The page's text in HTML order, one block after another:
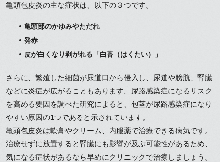
亀頭包皮炎の主な症状は、以下の３つです。
亀頭部のかゆみやただれ
発赤
皮が白くなり剥がれる「白苔（はくたい）」
さらに、繁殖した細菌が尿道口から侵入し、尿道や膀胱、腎臓
などに炎症が広がることもあります。尿路感染症になるリスク
を高める要因を調べた研究によると、包茎が尿路感染症になり
やすい原因の1つであると示されています。
亀頭包皮炎は軟膏やクリーム、内服薬で治療できる病気です。
治療せずに放置すると腎臓にも影響が及ぶ可能性があるため、
気になる症状があるなら早めにクリニックで治療しましょう。